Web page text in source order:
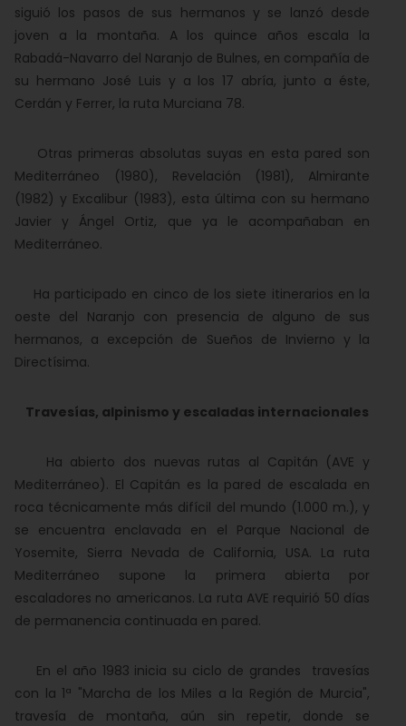
siguió los pasos de sus hermanos y se lanzó desde
joven a la montaña. A los quince años escala la
Rabadá-Navarro del Naranjo de Bulnes, en compañía de
su hermano José Luis y a los 17 abría, junto a éste,
Cerdán y Ferrer, la ruta Murciana 78.
Otras primeras absolutas suyas en esta pared son
Mediterráneo (1980), Revelación (1981), Almirante
(1982) y Excalibur (1983), esta última con su hermano
Javier y Ángel Ortiz, que ya le acompañaban en
Mediterráneo.
Ha participado en cinco de los siete itinerarios en la
oeste del Naranjo con presencia de alguno de sus
hermanos, a excepción de Sueños de Invierno y la
Directísima.
Travesías, alpinismo y escaladas internacionales
Ha abierto dos nuevas rutas al Capitán (AVE y
Mediterráneo). El Capitán es la pared de escalada en
roca técnicamente más difícil del mundo (1.000 m.), y
se encuentra enclavada en el Parque Nacional de
Yosemite, Sierra Nevada de California, USA. La ruta
Mediterráneo supone la primera abierta por
escaladores no americanos. La ruta AVE requirió 50 días
de permanencia continuada en pared.
En el año 1983 inicia su ciclo de grandes travesías
con la 1ª "Marcha de los Miles a la Región de Murcia",
travesía de montaña, aún sin repetir, donde se